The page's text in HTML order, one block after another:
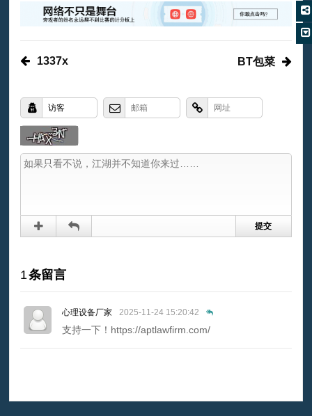
1337x BT包菜
1条留言
心理设备厂家 2025-11-24 15:20:42
支持一下！https://aptlawfirm.com/